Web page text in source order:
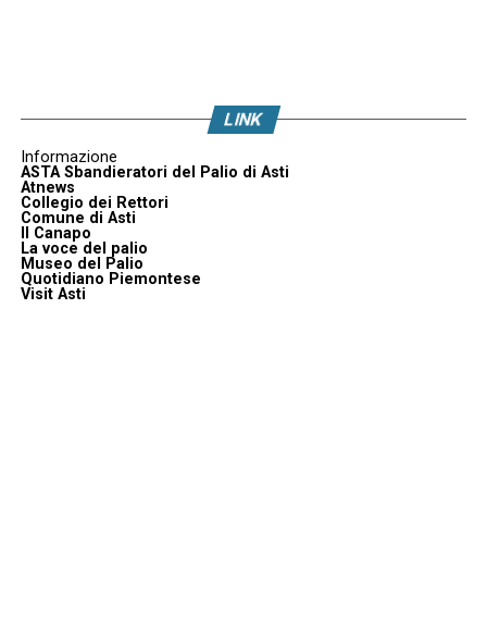
LINK
Informazione
ASTA Sbandieratori del Palio di Asti
Atnews
Collegio dei Rettori
Comune di Asti
Il Canapo
La voce del palio
Museo del Palio
Quotidiano Piemontese
Visit Asti